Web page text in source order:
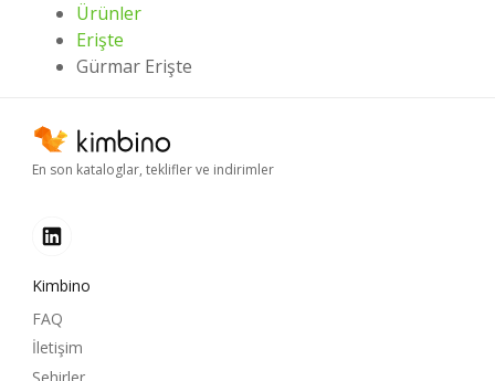
Ürünler
Erişte
Gürmar Erişte
En son kataloglar, teklifler ve indirimler
Kimbino
FAQ
İletişim